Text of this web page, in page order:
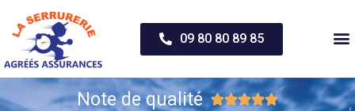
09 80 80 89 85
Note de qualité 